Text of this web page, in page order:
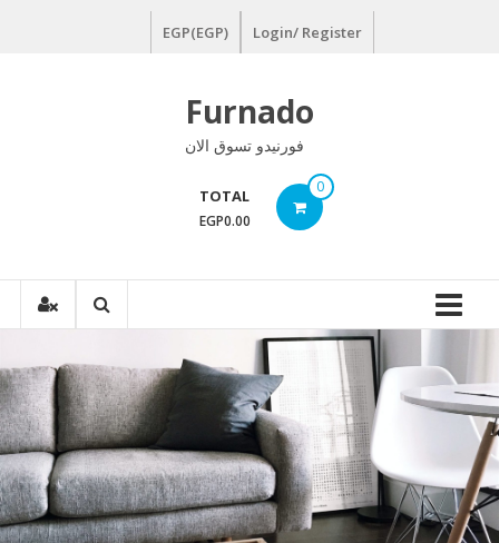
Login/ Register
EGP(EGP)
Furnado
فورنيدو تسوق الان
0
TOTAL
EGP0.00